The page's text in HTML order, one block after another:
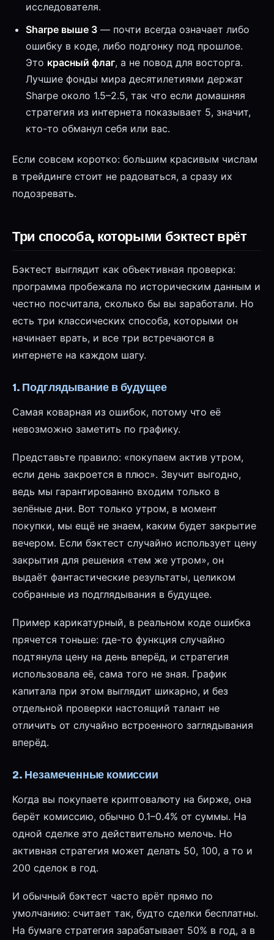
исследователя.
Sharpe выше 3 — почти всегда означает либо
ошибку в коде, либо подгонку под прошлое.
Это красный флаг, а не повод для восторга.
Лучшие фонды мира десятилетиями держат
Sharpe около 1.5–2.5, так что если домашняя
стратегия из интернета показывает 5, значит,
кто-то обманул себя или вас.
Если совсем коротко: большим красивым числам
в трейдинге стоит не радоваться, а сразу их
подозревать.
Три способа, которыми бэктест врёт
Бэктест выглядит как объективная проверка:
программа пробежала по историческим данным и
честно посчитала, сколько бы вы заработали. Но
есть три классических способа, которыми он
начинает врать, и все три встречаются в
интернете на каждом шагу.
1. Подглядывание в будущее
Самая коварная из ошибок, потому что её
невозможно заметить по графику.
Представьте правило: «покупаем актив утром,
если день закроется в плюс». Звучит выгодно,
ведь мы гарантированно входим только в
зелёные дни. Вот только утром, в момент
покупки, мы ещё не знаем, каким будет закрытие
вечером. Если бэктест случайно использует цену
закрытия для решения «тем же утром», он
выдаёт фантастические результаты, целиком
собранные из подглядывания в будущее.
Пример карикатурный, в реальном коде ошибка
прячется тоньше: где-то функция случайно
подтянула цену на день вперёд, и стратегия
использовала её, сама того не зная. График
капитала при этом выглядит шикарно, и без
отдельной проверки настоящий талант не
отличить от случайно встроенного заглядывания
вперёд.
2. Незамеченные комиссии
Когда вы покупаете криптовалюту на бирже, она
берёт комиссию, обычно 0.1–0.4% от суммы. На
одной сделке это действительно мелочь. Но
активная стратегия может делать 50, 100, а то и
200 сделок в год.
И обычный бэктест часто врёт прямо по
умолчанию: считает так, будто сделки бесплатны.
На бумаге стратегия зарабатывает 50% в год, а в